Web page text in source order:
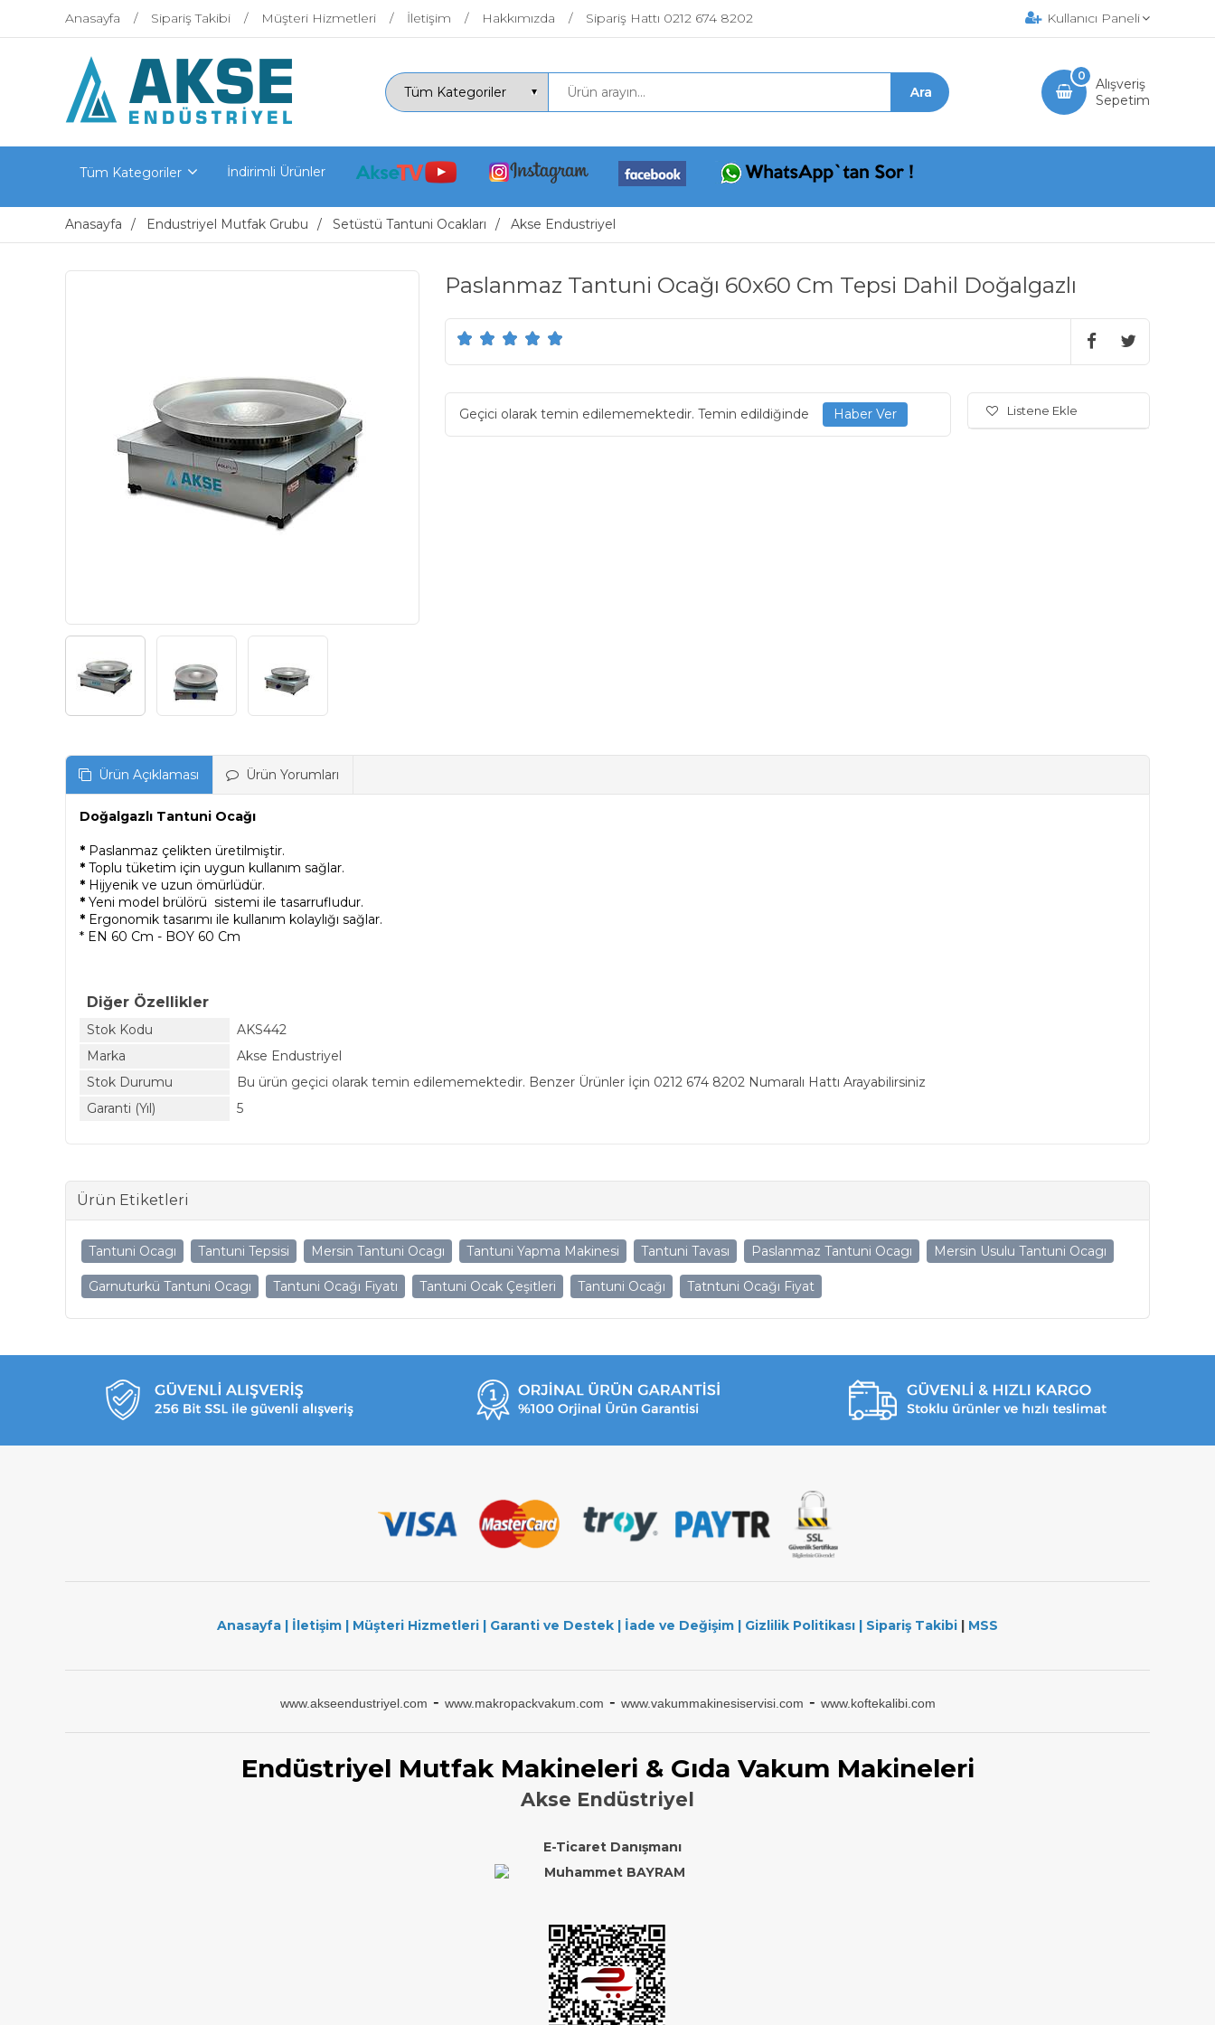
Anasayfa Sipariş Takibi Müşteri Hizmetleri İletişim Hakkımızda Sipariş Hattı 0212 674 8202 Kullanıcı Paneli
Alışveriş
Sepetim
0
Tüm Kategoriler İndirimli Ürünler
Anasayfa Endustriyel Mutfak Grubu Setüstü Tantuni Ocakları Akse Endustriyel
Paslanmaz Tantuni Ocağı 60x60 Cm Tepsi Dahil Doğalgazlı
Geçici olarak temin edilememektedir. Temin edildiğinde Listene Ekle
Ürün Açıklaması Ürün Yorumları
Doğalgazlı Tantuni Ocağı
* Paslanmaz çelikten üretilmiştir.
* Toplu tüketim için uygun kullanım sağlar.
* Hijyenik ve uzun ömürlüdür.
* Yeni model brülörü sistemi ile tasarrufludur.
* Ergonomik tasarımı ile kullanım kolaylığı sağlar.
* EN 60 Cm - BOY 60 Cm
Diğer Özellikler
Stok Kodu
AKS442
Marka
Akse Endustriyel
Stok Durumu
Bu ürün geçici olarak temin edilememektedir. Benzer Ürünler İçin 0212 674 8202 Numaralı Hattı Arayabilirsiniz
Garanti (Yıl)
5
Ürün Etiketleri
Tantuni Ocagı Tantuni Tepsisi Mersin Tantuni Ocagı Tantuni Yapma Makinesi Tantuni Tavası Paslanmaz Tantuni Ocagı Mersin Usulu Tantuni Ocagı
Garnuturkü Tantuni Ocagı Tantuni Ocağı Fiyatı Tantuni Ocak Çeşitleri Tantuni Ocağı Tatntuni Ocağı Fiyat
Anasayfa | İletişim | Müşteri Hizmetleri | Garanti ve Destek | İade ve Değişim | Gizlilik Politikası | Sipariş Takibi | MSS
www.akseendustriyel.com - www.makropackvakum.com - www.vakummakinesiservisi.com - www.koftekalibi.com
Endüstriyel Mutfak Makineleri & Gıda Vakum Makineleri
Akse Endüstriyel
E-Ticaret Danışmanı